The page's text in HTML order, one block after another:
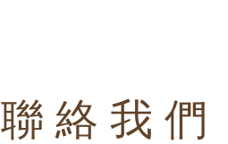
聯 絡 我 們